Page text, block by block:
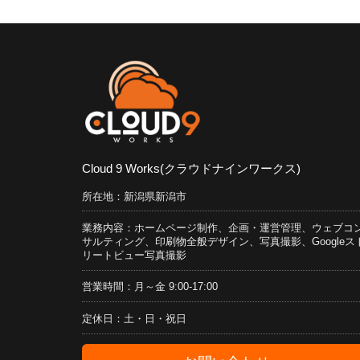
Cloud 9 Works(クラウドナインワークス)
所在地：新潟県新潟市
業務内容：ホームページ制作、企画・運営管理、ウェブコ
サルティング、印刷物全般デザイン、写真撮影、Googleス
リートビュー写真撮影
営業時間：月～金 9:00-17:00
定休日：土・日・祝日